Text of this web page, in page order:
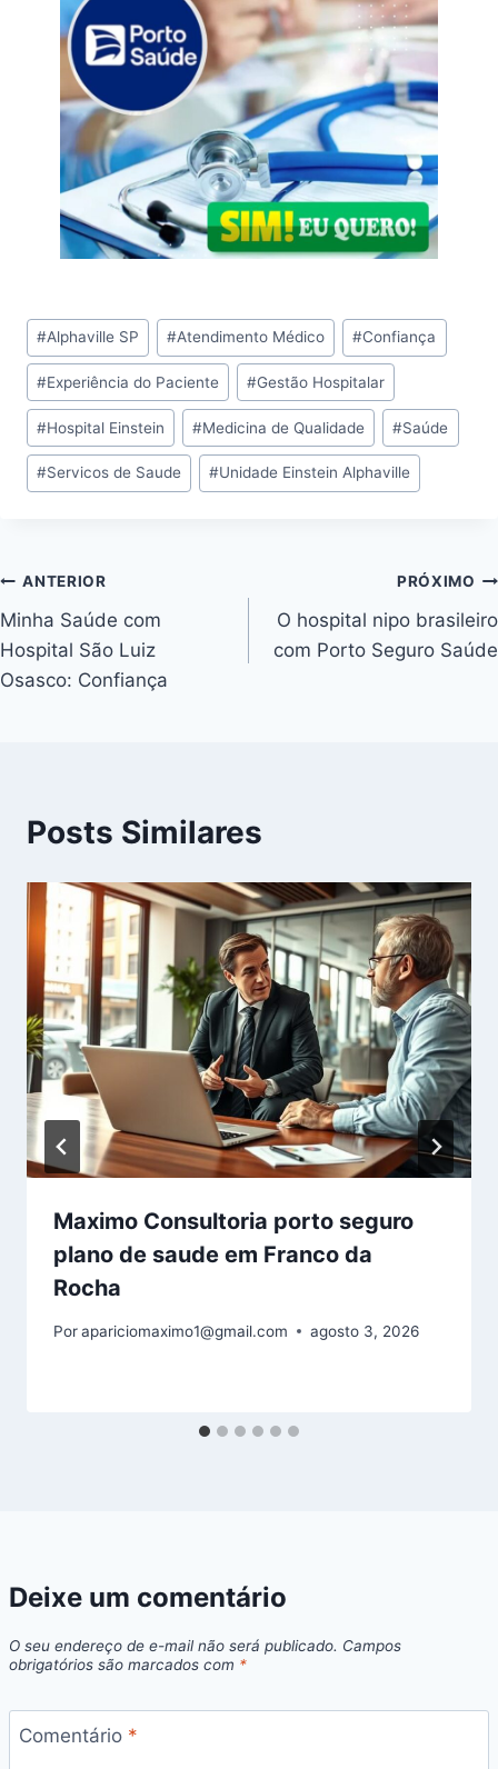
#Alphaville SP #Atendimento Médico #Confiança
#Experiência do Paciente #Gestão Hospitalar
#Hospital Einstein #Medicina de Qualidade #Saúde
#Servicos de Saude #Unidade Einstein Alphaville
ANTERIOR
Minha Saúde com
Hospital São Luiz
Osasco: Confiança
PRÓXIMO
O hospital nipo brasileiro
com Porto Seguro Saúde
Posts Similares
Maximo Consultoria porto seguro
plano de saude em Franco da
Rocha
Porapariciomaximo1@gmail.com agosto 3, 2026
Deixe um comentário
O seu endereço de e-mail não será publicado. Campos
obrigatórios são marcados com *
Comentário *